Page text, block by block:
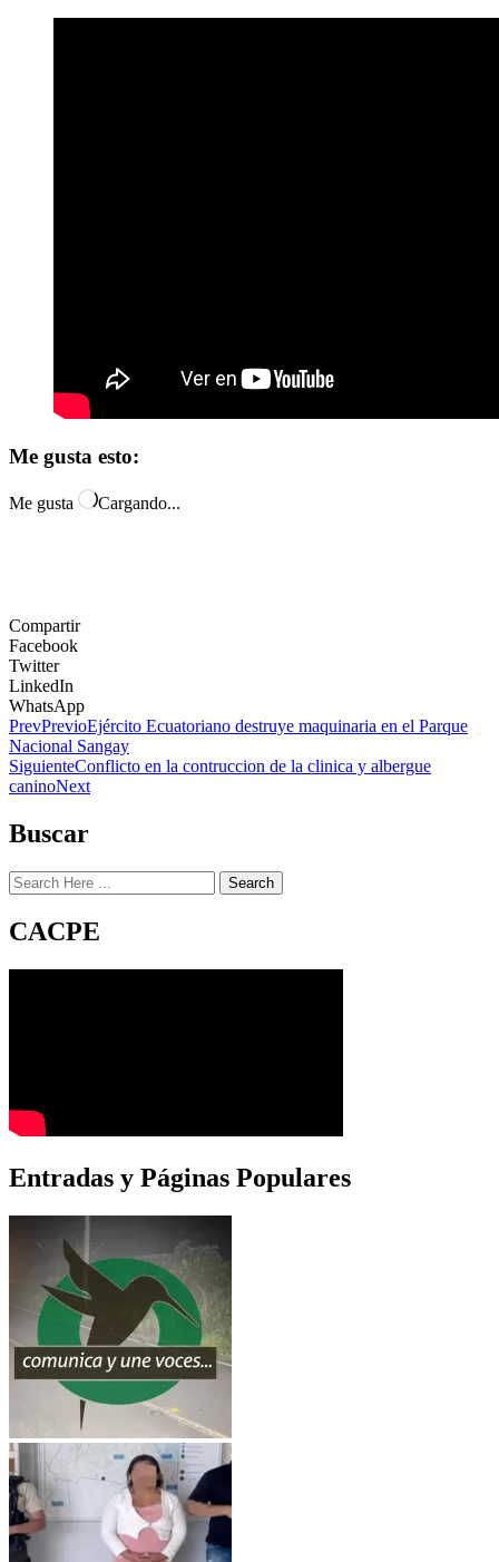
Me gusta esto:
Me gusta Cargando...
Compartir
Facebook
Twitter
LinkedIn
WhatsApp
PrevPrevioEjército Ecuatoriano destruye maquinaria en el Parque
Nacional Sangay
SiguienteConflicto en la contruccion de la clinica y albergue
caninoNext
Buscar
Search
CACPE
Entradas y Páginas Populares